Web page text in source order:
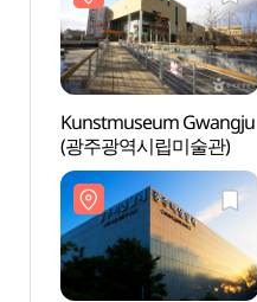
Kunstmuseum Gwangju
(광주광역시립미술관)